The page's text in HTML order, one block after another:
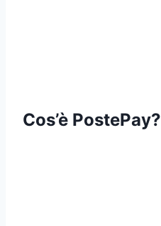
Cos’è PostePay?